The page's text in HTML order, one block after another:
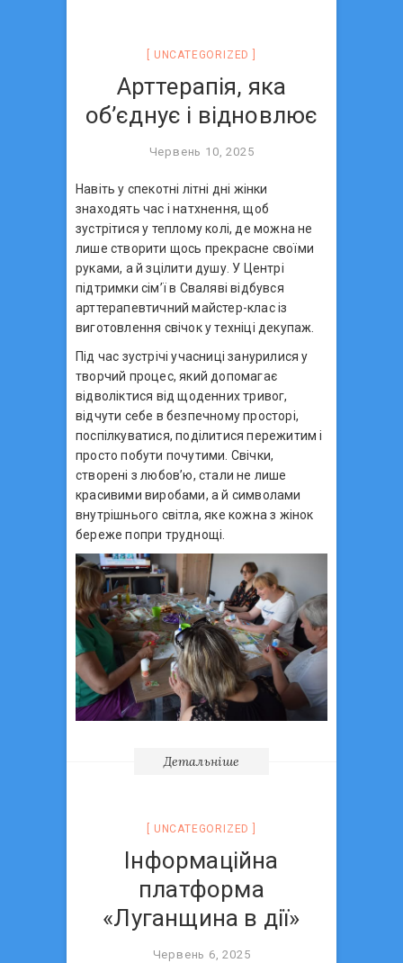
UNCATEGORIZED
Арттерапія, яка
об’єднує і відновлює
Червень 10, 2025
Навіть у спекотні літні дні жінки
знаходять час і натхнення, щоб
зустрітися у теплому колі, де можна не
лише створити щось прекрасне своїми
руками, а й зцілити душу. У Центрі
підтримки сім’ї в Сваляві відбувся
арттерапевтичний майстер-клас із
виготовлення свічок у техніці декупаж.
Під час зустрічі учасниці занурилися у
творчий процес, який допомагає
відволіктися від щоденних тривог,
відчути себе в безпечному просторі,
поспілкуватися, поділитися пережитим і
просто побути почутими. Свічки,
створені з любов’ю, стали не лише
красивими виробами, а й символами
внутрішнього світла, яке кожна з жінок
береже попри труднощі.
Детальніше
UNCATEGORIZED
Інформаційна
платформа
«Луганщина в дії»
Червень 6, 2025